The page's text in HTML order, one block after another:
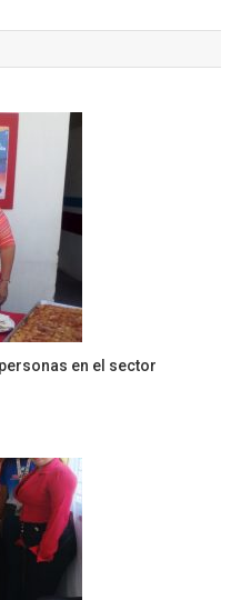
personas en el sector